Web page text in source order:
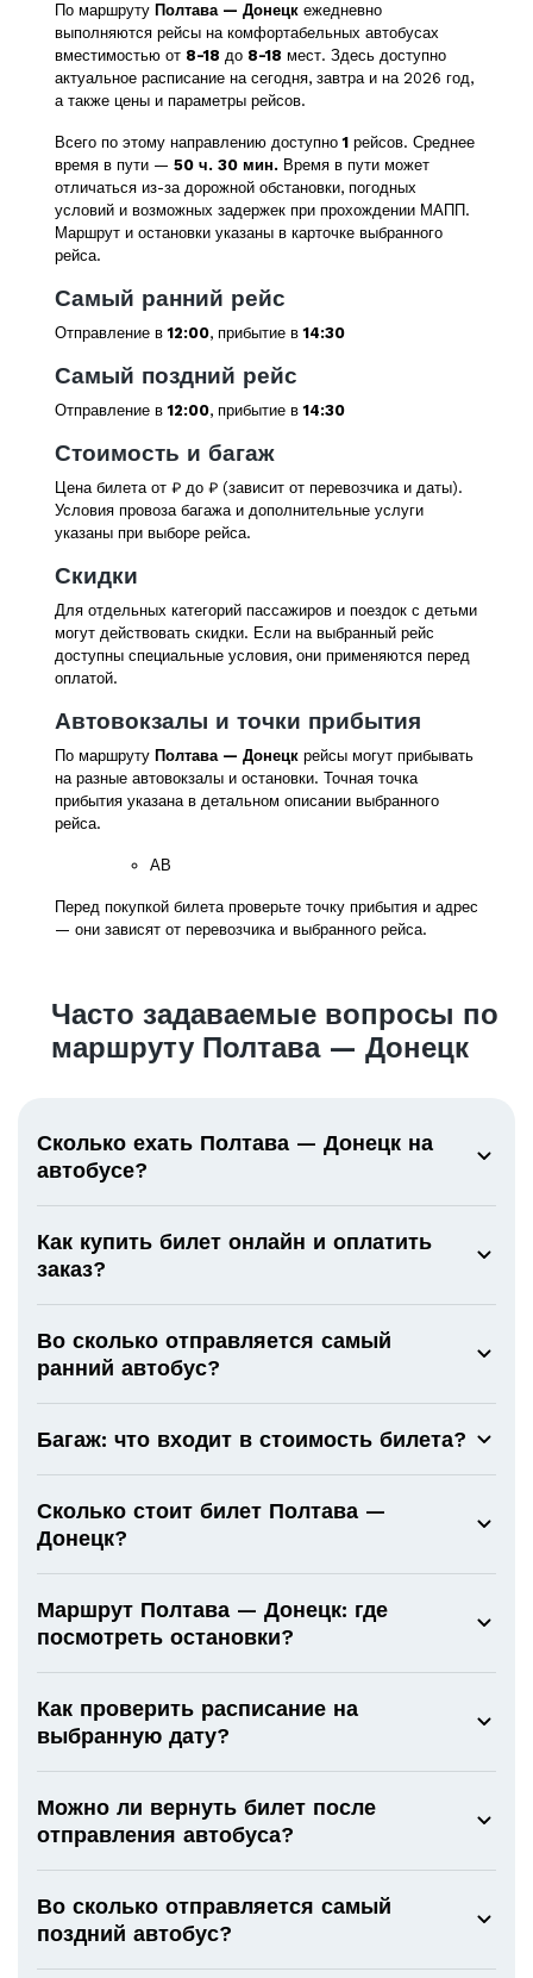
По маршруту Полтава — Донецк ежедневно
выполняются рейсы на комфортабельных автобусах
вместимостью от 8-18 до 8-18 мест. Здесь доступно
актуальное расписание на сегодня, завтра и на 2026 год,
а также цены и параметры рейсов.
Всего по этому направлению доступно1 рейсов. Среднее
время в пути — 50 ч. 30 мин. Время в пути может
отличаться из-за дорожной обстановки, погодных
условий и возможных задержек при прохождении МАПП.
Маршрут и остановки указаны в карточке выбранного
рейса.
Самый ранний рейс
Отправление в12:00, прибытие в14:30
Самый поздний рейс
Отправление в12:00, прибытие в14:30
Стоимость и багаж
Цена билета от ₽ до ₽ (зависит от перевозчика и даты).
Условия провоза багажа и дополнительные услуги
указаны при выборе рейса.
Скидки
Для отдельных категорий пассажиров и поездок с детьми
могут действовать скидки. Если на выбранный рейс
доступны специальные условия, они применяются перед
оплатой.
Автовокзалы и точки прибытия
По маршруту Полтава — Донецк рейсы могут прибывать
на разные автовокзалы и остановки. Точная точка
прибытия указана в детальном описании выбранного
рейса.
АВ
Перед покупкой билета проверьте точку прибытия и адрес
— они зависят от перевозчика и выбранного рейса.
Часто задаваемые вопросы по
маршруту Полтава — Донецк
Сколько ехать Полтава — Донецк на
автобусе?
Как купить билет онлайн и оплатить
заказ?
Во сколько отправляется самый
ранний автобус?
Багаж: что входит в стоимость билета?
Сколько стоит билет Полтава —
Донецк?
Маршрут Полтава — Донецк: где
посмотреть остановки?
Как проверить расписание на
выбранную дату?
Можно ли вернуть билет после
отправления автобуса?
Во сколько отправляется самый
поздний автобус?